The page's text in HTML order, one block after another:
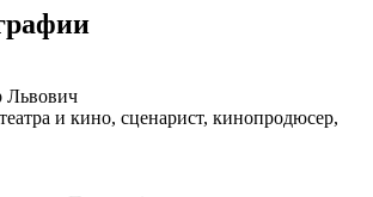
и кино, сценарист, кинопродюсер,